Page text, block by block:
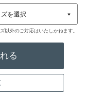
以外のご対応はいたしかねます。